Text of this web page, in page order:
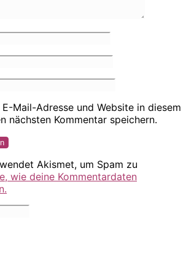
E-Mail-Adresse und Website in diesem
nächsten Kommentar speichern.
Akismet, um Spam zu
wie deine Kommentardaten